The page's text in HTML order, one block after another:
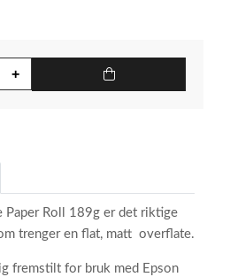
Paper Roll 189g er det riktige
trenger en flat, matt overflate.
fremstilt for bruk med Epson